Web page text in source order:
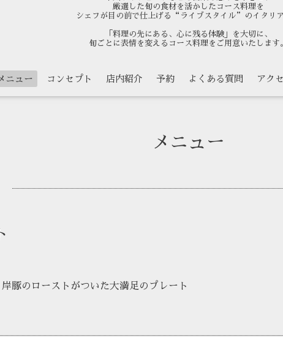
厳選した旬の食材を活かしたコース料理を
シェフが目の前で仕上げる“ライブスタイル”のイタリア
「料理の先にある、心に残る体験」を大切に、
旬ごとに表情を変えるコース料理をご用意いたします。
メニュー コンセプト 店内紹介 予約 よくある質問 アク
メニュー
豚のローストがついた大満足のプレート